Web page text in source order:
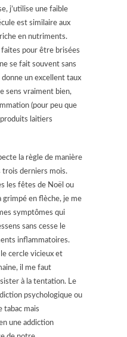
j’utilise une faible
est similaire aux
en nutriments.
pour être brisées
se fait souvent sans
un excellent taux
sens vraiment bien,
(pour peu que
produits laitiers
la règle de manière
derniers mois.
les fêtes de Noël ou
grimpé en flèche, je me
symptômes qui
sans cesse le
inflammatoires.
cercle vicieux et
il me faut
à la tentation. Le
psychologique ou
tabac mais
une addiction